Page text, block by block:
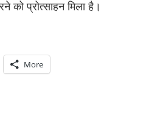
को प्रोत्साहन मिला है।
More